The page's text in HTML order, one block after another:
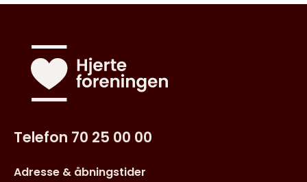
Telefon 70 25 00 00
Adresse & åbningstider